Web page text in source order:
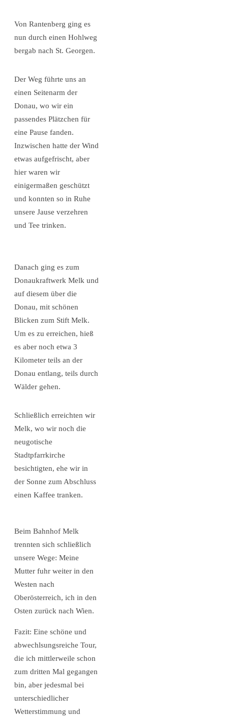
Von Rantenberg ging es
nun durch einen Hohlweg
bergab nach St. Georgen.
Der Weg führte uns an
einen Seitenarm der
Donau, wo wir ein
passendes Plätzchen für
eine Pause fanden.
Inzwischen hatte der Wind
etwas aufgefrischt, aber
hier waren wir
einigermaßen geschützt
und konnten so in Ruhe
unsere Jause verzehren
und Tee trinken.
Danach ging es zum
Donaukraftwerk Melk und
auf diesem über die
Donau, mit schönen
Blicken zum Stift Melk.
Um es zu erreichen, hieß
es aber noch etwa 3
Kilometer teils an der
Donau entlang, teils durch
Wälder gehen.
Schließlich erreichten wir
Melk, wo wir noch die
neugotische
Stadtpfarrkirche
besichtigten, ehe wir in
der Sonne zum Abschluss
einen Kaffee tranken.
Beim Bahnhof Melk
trennten sich schließlich
unsere Wege: Meine
Mutter fuhr weiter in den
Westen nach
Oberösterreich, ich in den
Osten zurück nach Wien.
Fazit: Eine schöne und
abwechlsungsreiche Tour,
die ich mittlerweile schon
zum dritten Mal gegangen
bin, aber jedesmal bei
unterschiedlicher
Wetterstimmung und